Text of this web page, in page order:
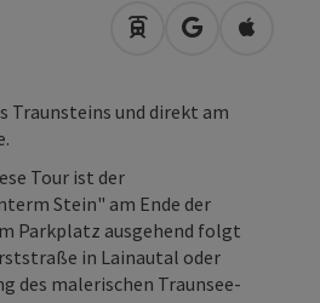
Anreise mit
in Google
in
Traunsteins und direkt am
Tour ist der
Stein" am Ende der
Parkplatz ausgehend folgt
in Lainautal oder
des malerischen Traunsee-